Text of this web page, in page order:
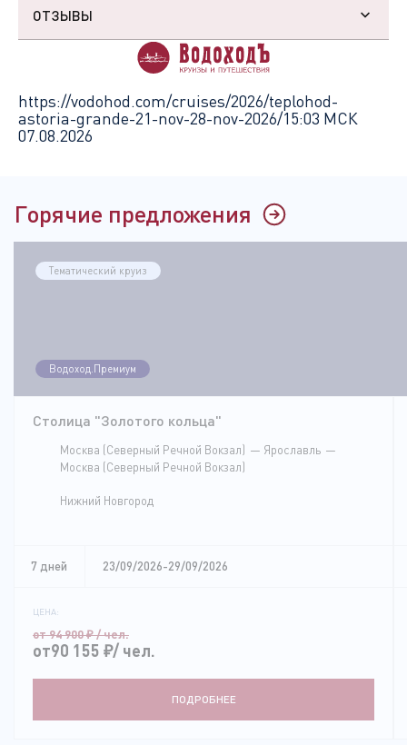
ОТЗЫВЫ
https://vodohod.com/cruises/2026/teplohod-
astoria-grande-21-nov-28-nov-2026/15:03 МСК
07.08.2026
Горячие предложения
Тематический круиз
Водоход.Премиум
Столица "Золотого кольца"
Москва (Северный Речной Вокзал)
Ярославль
Москва (Северный Речной Вокзал)
Нижний Новгород
7 дней 23/09/2026-29/09/2026
ЦЕНА:
от 94 900₽/ чел.
от90 155 ₽/ чел.
ПОДРОБНЕЕ